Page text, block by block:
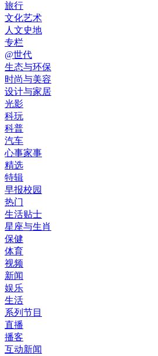
旅行
文化艺术
人文史地
专栏
@世代
生态与环保
时尚与美容
设计与家居
光影
科玩
科普
汽车
心事家事
精选
特辑
早报校园
热门
生活贴士
星座与生肖
保健
体育
视频
新闻
娱乐
生活
系列节目
直播
播客
互动新闻